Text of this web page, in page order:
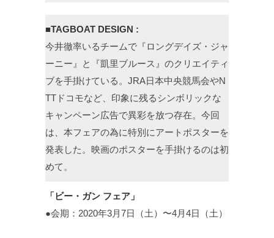
■TAGBOAT DESIGN :
今井徹率いるチームで『ロングデイズ・ジャ
ーニー』と『凱里ブルース』のクリエイティ
ブを手掛けている。JRA日本中央競馬会やN
TTドコモなど、印象に残るシンボリックな
キャンペーン広告で異彩を放つ存在。今回
は、本フェアの為に特別にアートポスターを
発表した。映画のポスターを手掛けるのは初
めて。
「ビー・ガン フェア」
●会期：2020年3月7日（土）〜4月4日（土）